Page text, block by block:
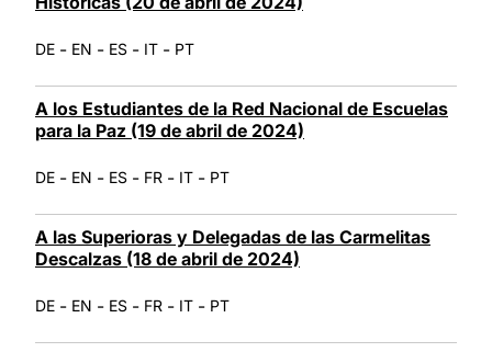
DE - EN - ES - IT - PT
A los Estudiantes de la Red Nacional de Escuelas
para la Paz (19 de abril de 2024)
DE - EN - ES - FR - IT - PT
A las Superioras y Delegadas de las Carmelitas
Descalzas (18 de abril de 2024)
DE - EN - ES - FR - IT - PT